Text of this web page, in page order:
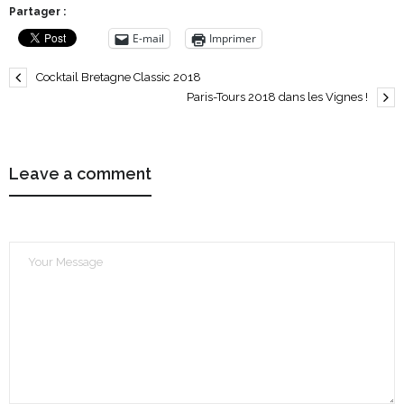
Partager :
E-mail Imprimer
Cocktail Bretagne Classic 2018
Paris-Tours 2018 dans les Vignes !
Leave a comment